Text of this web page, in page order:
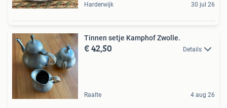
Harderwijk 30 jul 26
Tinnen setje Kamphof Zwolle.
€ 42,50 Details
Raalte 4 aug 26